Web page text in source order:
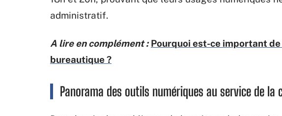
administratif.
A lire en complément : Pourquoi est-ce important
bureautique ?
Panorama des outils numériques au service de